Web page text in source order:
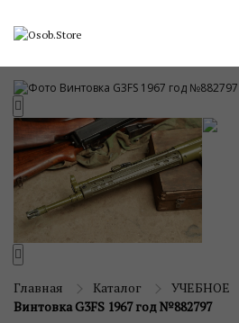
Главная Каталог УЧЕБНОЕ
Винтовка G3FS 1967 год №882797